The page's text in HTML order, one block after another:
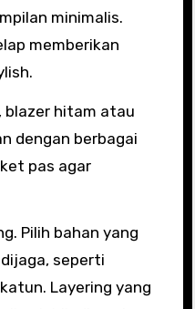
minimalis.
memberikan
blazer hitam atau
dengan berbagai
pas agar
Pilih bahan yang
seperti
Layering yang